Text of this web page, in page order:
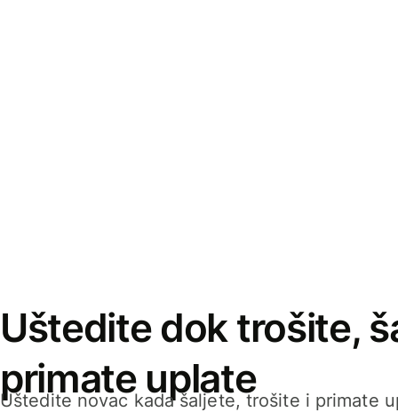
Uštedite dok trošite,
primate uplate
Uštedite novac kada šaljete, trošite i primate